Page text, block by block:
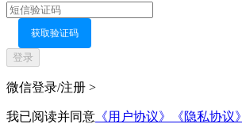
获取验证码
登录
微信登录/注册 >
我已阅读并同意 《用户协议》 《隐私协议》